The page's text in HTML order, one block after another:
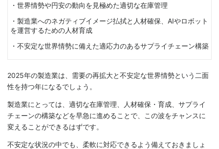
・世界情勢や円安の動向を見極めた適切な在庫管理
・製造業へのネガティブイメージ払拭と人材確保、AIやロボット
を運営するための人材育成
・不安定な世界情勢に備えた適応力のあるサプライチェーン構築
2025年の製造業は、需要の再拡大と不安定な世界情勢という二面
性を持つ年になるでしょう。
製造業にとっては、適切な在庫管理、人材確保・育成、サプライ
チェーンの構築などを早急に進めることで、この波をチャンスに
変えることができるはずです。
不安定な状況の中でも、柔軟に対応できるよう備えておきましょ